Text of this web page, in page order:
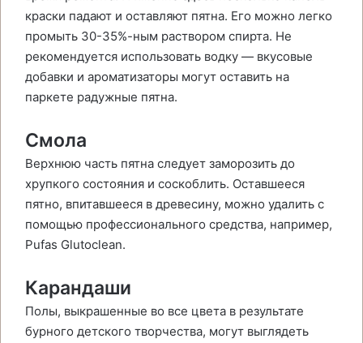
краски падают и оставляют пятна. Его можно легко
промыть 30-35%-ным раствором спирта. Не
рекомендуется использовать водку — вкусовые
добавки и ароматизаторы могут оставить на
паркете радужные пятна.
Смола
Верхнюю часть пятна следует заморозить до
хрупкого состояния и соскоблить. Оставшееся
пятно, впитавшееся в древесину, можно удалить с
помощью профессионального средства, например,
Pufas Glutoclean.
Карандаши
Полы, выкрашенные во все цвета в результате
бурного детского творчества, могут выглядеть